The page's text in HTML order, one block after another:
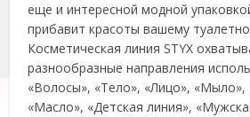
еще и интересной модной
прибавит красоты вашему
Косметическая линия STYX
разнообразные направления
«Волосы», «Тело», «Лицо», «Мыло»,
«Масло», «Детская линия»,